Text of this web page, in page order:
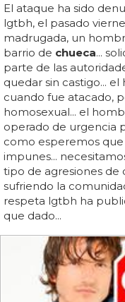
El ataque ha sido
lgtbh, el pasado
madrugada, un
barrio de chueca...
parte de las
quedar sin castigo...
cuando fue atacado,
homosexual... el
operado de urgencia
como esperemos
impunes...
tipo de agresiones de
sufriendo la
respeta lgtbh ha
que dado...